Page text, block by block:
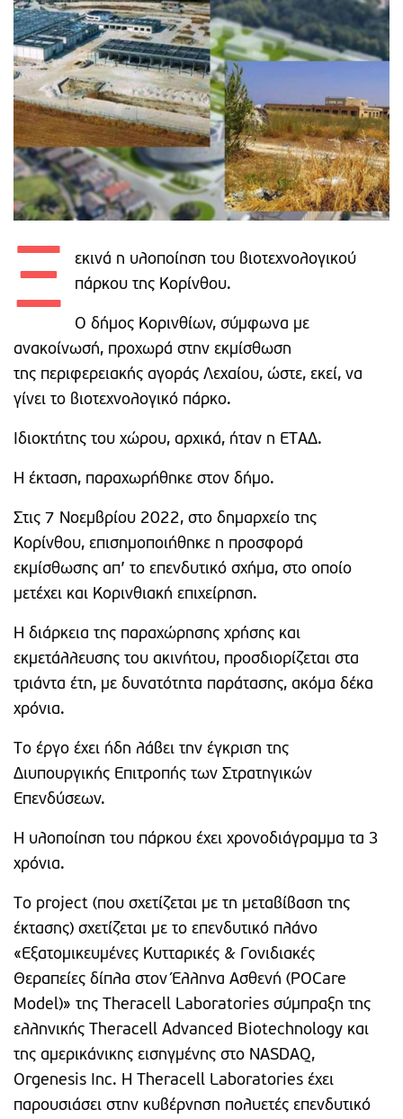
Ξ
εκινά η υλοποίηση του βιοτεχνολογικού
πάρκου της Κορίνθου.
Ο δήμος Κορινθίων, σύμφωνα με
ανακοίνωσή, προχωρά στην εκμίσθωση
της περιφερειακής αγοράς Λεχαίου, ώστε, εκεί, να
γίνει το βιοτεχνολογικό πάρκο.
Ιδιοκτήτης του χώρου, αρχικά, ήταν η ΕΤΑΔ.
Η έκταση, παραχωρήθηκε στον δήμο.
Στις 7 Νοεμβρίου 2022, στο δημαρχείο της
Κορίνθου, επισημοποιήθηκε η προσφορά
εκμίσθωσης απ’ το επενδυτικό σχήμα, στο οποίο
μετέχει και Κορινθιακή επιχείρηση.
Η διάρκεια της παραχώρησης χρήσης και
εκμετάλλευσης του ακινήτου, προσδιορίζεται στα
τριάντα έτη, με δυνατότητα παράτασης, ακόμα δέκα
χρόνια.
Το έργο έχει ήδη λάβει την έγκριση της
Διυπουργικής Επιτροπής των Στρατηγικών
Επενδύσεων.
Η υλοποίηση του πάρκου έχει χρονοδιάγραμμα τα 3
χρόνια.
Το project (που σχετίζεται με τη μεταβίβαση της
έκτασης) σχετίζεται με το επενδυτικό πλάνο
«Εξατομικευμένες Κυτταρικές & Γονιδιακές
Θεραπείες δίπλα στον Έλληνα Ασθενή (POCare
Model)» της Theracell Laboratories σύμπραξη της
ελληνικής Theracell Advanced Biotechnology και
της αμερικάνικης εισηγμένης στο NASDAQ,
Orgenesis Inc. Η Theracell Laboratories έχει
παρουσιάσει στην κυβέρνηση πολυετές επενδυτικό